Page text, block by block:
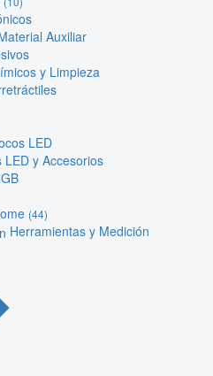
Auxiliar
y Limpieza
LED
y Accesorios
(44)
Herramientas y Medición